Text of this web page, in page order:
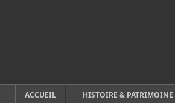
ACCUEIL HISTOIRE & PATRIMOINE